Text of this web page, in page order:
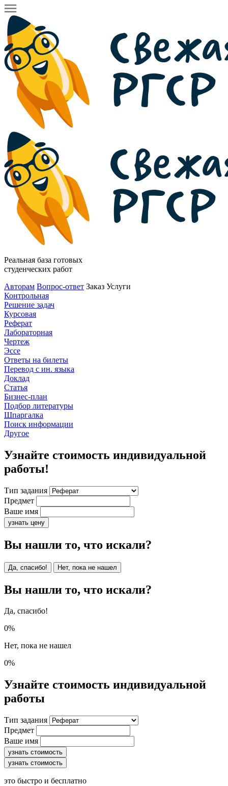
Реальная база готовых
студенческих работ
Авторам Вопрос-ответ Заказ Услуги
Контрольная
Решение задач
Курсовая
Реферат
Лабораторная
Чертеж
Эссе
Ответы на билеты
Перевод с ин. языка
Доклад
Статья
Бизнес-план
Подбор литературы
Шпаргалка
Поиск информации
Другое
Узнайте стоимость индивидуальной
работы!
Тип задания
Предмет
Ваше имя
узнать цену
Вы нашли то, что искали?
Да, спасибо! Нет, пока не нашел
Вы нашли то, что искали?
Да, спасибо!
0%
Нет, пока не нашел
0%
Узнайте стоимость индивидуальной
работы
Тип задания
Предмет
Ваше имя
узнать стоимость
узнать стоимость
это быстро и бесплатно